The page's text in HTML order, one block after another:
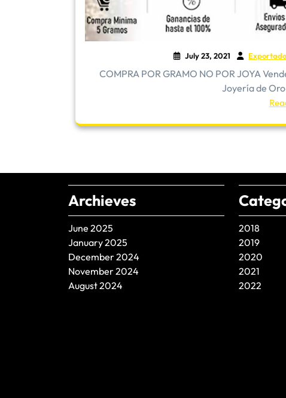
July 23, 2021
COMPRA POR GRAMO NO POR JOYA
Joyería de
Archieves
June 2025
January 2025
December 2024
November 2024
August 2024
2018
2019
2020
2021
2022